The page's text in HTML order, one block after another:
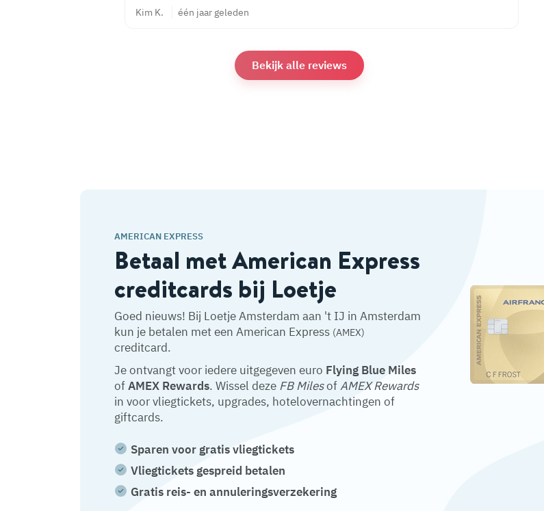
Kim K. één jaar geleden
Bekijk alle reviews
AMERICAN EXPRESS
Betaal met American Express
creditcards bij Loetje
Goed nieuws! Bij Loetje Amsterdam aan 't IJ in Amsterdam
kun je betalen met een American Express (AMEX)
creditcard.
Je ontvangt voor iedere uitgegeven euro Flying Blue Miles
ofAMEX Rewards. Wissel deze FB MilesofAMEX Rewards
in voor vliegtickets, upgrades, hotelovernachtingen of
giftcards.
Sparen voor gratis vliegtickets
Vliegtickets gespreid betalen
Gratis reis- en annuleringsverzekering